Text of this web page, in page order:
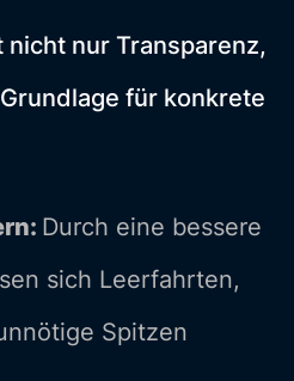
nicht nur Transparenz,
für konkrete
Durch eine bessere
sich Leerfahrten,
Spitzen